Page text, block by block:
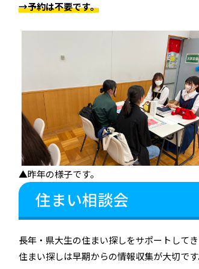
→予約は不要です。
▲昨年の様子です。
住まい相談会
長年・県大生の住まい探しをサポートして
住まい探しは早期からの情報収集が大切で